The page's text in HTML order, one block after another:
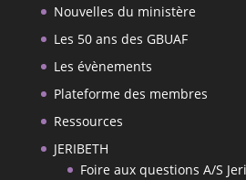
Nouvelles du ministère
Les 50 ans des GBUAF
Les évènements
Plateforme des membres
Ressources
JERIBETH
Foire aux questions A/S